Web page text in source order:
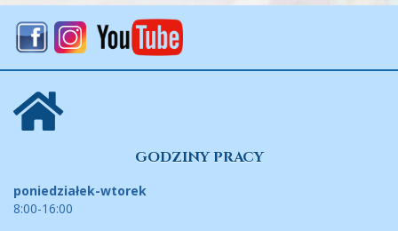
GODZINY PRACY
poniedziałek-wtorek
8:00-16:00